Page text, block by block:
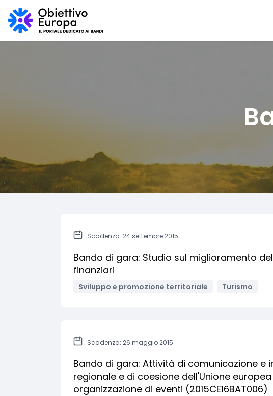
Scadenza: 24 settembre 2015
Bando di gara: Studio sul miglioramento
finanziari
Sviluppo e promozione territoriale Turismo
Scadenza: 26 maggio 2015
Bando di gara: Attività di comunicazione
regionale e di coesione dell'Unione
organizzazione di eventi (2015CE16BAT006)